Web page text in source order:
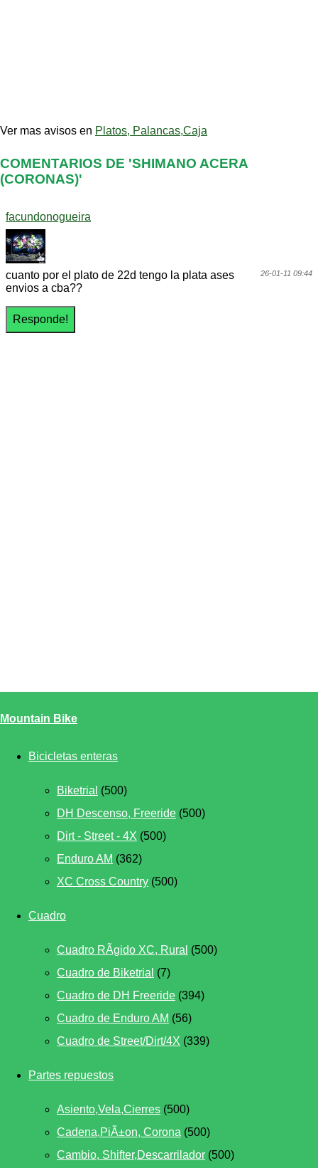
Ver mas avisos en Platos, Palancas,Caja
COMENTARIOS DE 'SHIMANO ACERA
(CORONAS)'
facundonogueira
26-01-11 09:44
cuanto por el plato de 22d tengo la plata ases
envios a cba??
Mountain Bike
Bicicletas enteras
Biketrial (500)
DH Descenso, Freeride (500)
Dirt - Street - 4X (500)
Enduro AM (362)
XC Cross Country (500)
Cuadro
Cuadro RÃ­gido XC, Rural (500)
Cuadro de Biketrial (7)
Cuadro de DH Freeride (394)
Cuadro de Enduro AM (56)
Cuadro de Street/Dirt/4X (339)
Partes repuestos
Asiento,Vela,Cierres (500)
Cadena,PiÃ±on, Corona (500)
Cambio, Shifter,Descarrilador (500)